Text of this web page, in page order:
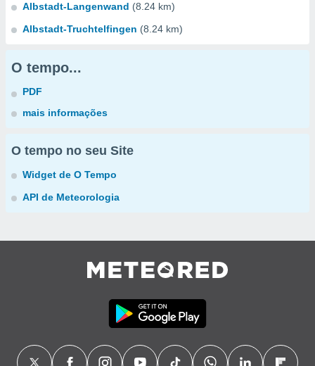
Albstadt-Langenwand (8.24 km)
Albstadt-Truchtelfingen (8.24 km)
O tempo...
PDF
mais informações
O tempo no seu Site
Widget de O Tempo
API de Meteorologia